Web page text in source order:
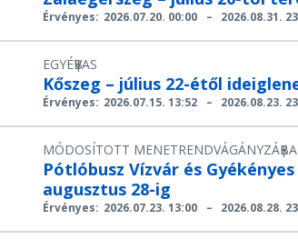
Érvényes: 2026.07.20. 00:00 – 2026.08.31.
EGYÉB
|
VAS
Kőszeg – július 22-étől
Érvényes: 2026.07.15. 13:52 – 2026.08.23.
MÓDOSÍTOTT MENETRENDVÁGÁNYZÁR
|
Pótlóbusz Vízvár és
augusztus 28-ig
Érvényes: 2026.07.23. 13:00 – 2026.08.28.